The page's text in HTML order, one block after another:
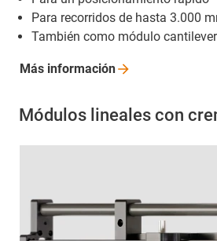
Para recorridos de hasta 3.000
También como módulo
Más información
Módulos lineales con